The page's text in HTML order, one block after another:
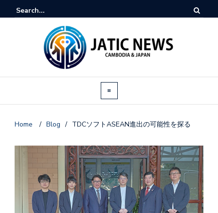
Home / Blog / TDCソフトASEAN進出の可能性を探る